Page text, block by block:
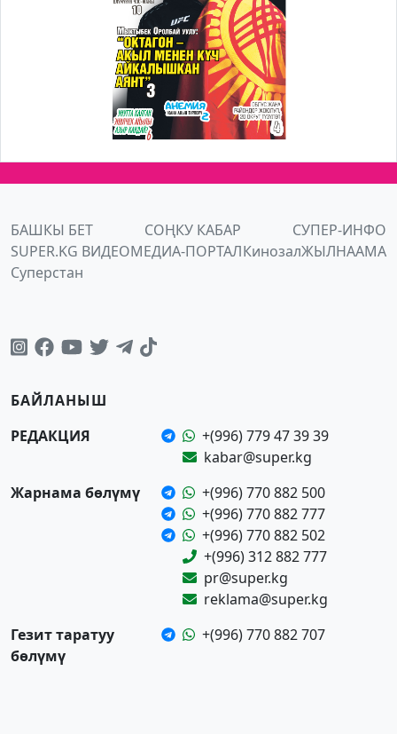
БАШКЫ БЕТ СОҢКУ КАБАР
СУПЕР-ИНФО
SUPER.KG ВИДЕОМЕДИА-ПОРТАЛКинозалЖЫЛНААМА
Суперстан
БАЙЛАНЫШ
РЕДАКЦИЯ
+(996) 779 47 39 39
kabar@super.kg
Жарнама бөлүмү
+(996) 770 882 500
+(996) 770 882 777
+(996) 770 882 502
+(996) 312 882 777
pr@super.kg
reklama@super.kg
Гезит таратуу
бөлүмү
+(996) 770 882 707